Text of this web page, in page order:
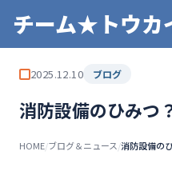
チーム★トウカ
2025.12.10 ブログ
消防設備のひみ
HOME/ブログ＆ニュース/消防設備の